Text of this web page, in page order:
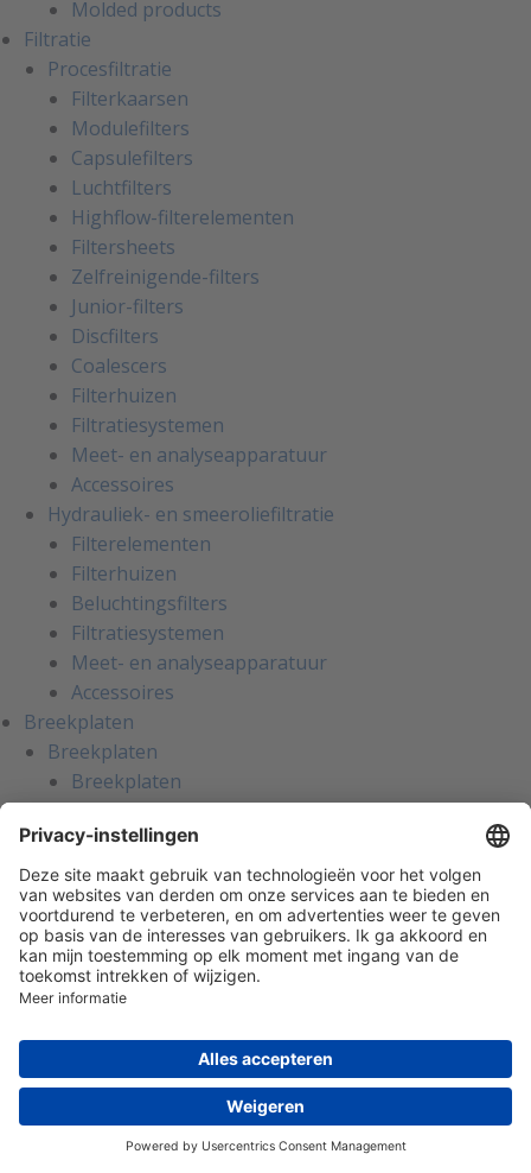
Molded products
Filtratie
Procesfiltratie
Filterkaarsen
Modulefilters
Capsulefilters
Luchtfilters
Highflow-filterelementen
Filtersheets
Zelfreinigende-filters
Junior-filters
Discfilters
Coalescers
Filterhuizen
Filtratiesystemen
Meet- en analyseapparatuur
Accessoires
Hydrauliek- en smeeroliefiltratie
Filterelementen
Filterhuizen
Beluchtingsfilters
Filtratiesystemen
Meet- en analyseapparatuur
Accessoires
Breekplaten
Breekplaten
Breekplaten
Houders voor breekplaten
Breekdetectie
Explosiepanelen
Accessoires voor breekplaten
Gas- en vlamdetectie
Draagbare gasdetectie
Stationaire gasdetectie
Zuurstof (O2)
Brandbaar (LEL)
Overige gassen